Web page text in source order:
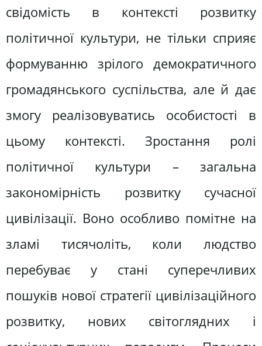
свідомість в контексті розвитку
політичної культури, не тільки сприяє
формуванню зрілого демократичного
громадянського суспільства, але й дає
змогу реалізовуватись особистості в
цьому контексті. Зростання ролі
політичної культури – загальна
закономірність розвитку сучасної
цивілізації. Воно особливо помітне на
зламі тисячоліть, коли людство
перебуває у стані суперечливих
пошуків нової стратегії цивілізаційного
розвитку, нових світоглядних і